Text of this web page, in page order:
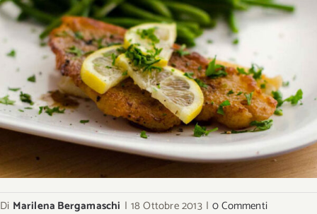
Di Marilena Bergamaschi | 18 Ottobre 2013 | 0 Commenti